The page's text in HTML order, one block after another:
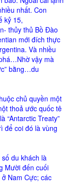
nhất. Con
kỷ 15,
thủy thủ Bồ Đào
mới đích thực
Và nhiều
vậy mà
bằng…du
chủ quyền một
thoả ước quốc tê
“Antarctic Treaty”
để coi đó là vùng
du khách là
Mười đến cuối
Nam Cực; các